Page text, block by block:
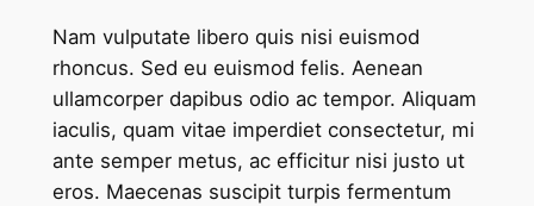
Nam vulputate libero quis nisi euismod
rhoncus. Sed eu euismod felis. Aenean
ullamcorper dapibus odio ac tempor. Aliquam
iaculis, quam vitae imperdiet consectetur, mi
ante semper metus, ac efficitur nisi justo ut
eros. Maecenas suscipit turpis fermentum